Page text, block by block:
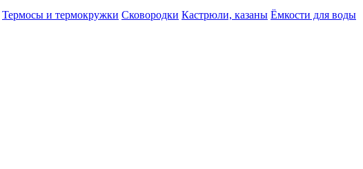
Термосы и термокружки Сковородки Кастрюли, казаны Ёмкости для воды